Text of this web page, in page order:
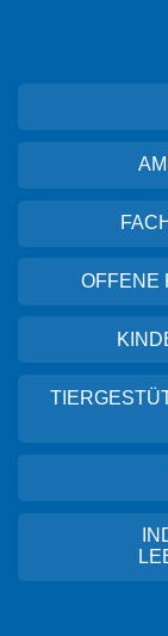
OFFENE